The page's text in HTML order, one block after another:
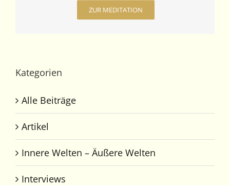
ZUR MEDITATION
Kategorien
Alle Beiträge
Artikel
Innere Welten – Äußere Welten
Interviews